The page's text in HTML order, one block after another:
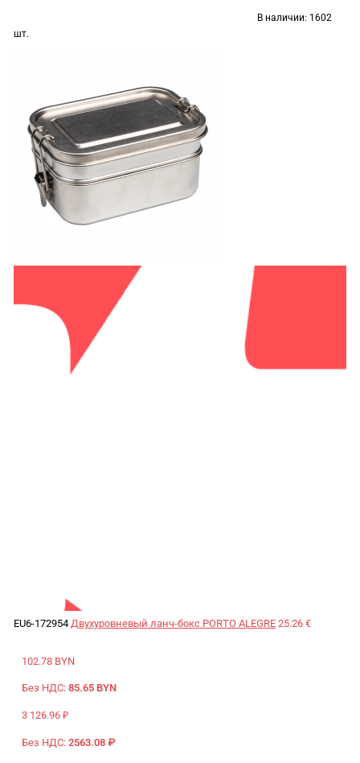
В наличии: 1602
шт.
EU6-172954 Двухуровневый ланч-бокс PORTO ALEGRE 25.26 €
102.78 BYN
Без НДС: 85.65 BYN
3 126.96 ₽
Без НДС: 2563.08 ₽